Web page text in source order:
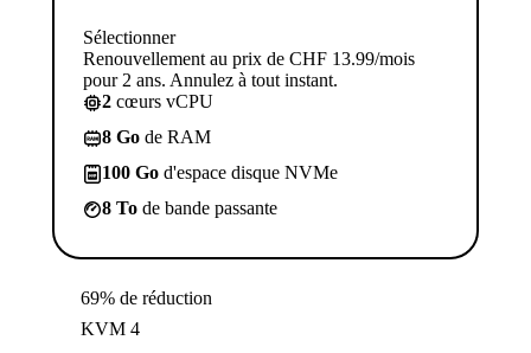
Sélectionner
Renouvellement au prix de CHF 13.99/mois
pour 2 ans. Annulez à tout instant.
2 cœurs vCPU
8 Go de RAM
100 Go d'espace disque NVMe
8 To de bande passante
69% de réduction
KVM 4